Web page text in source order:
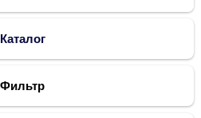
Каталог
Фильтр